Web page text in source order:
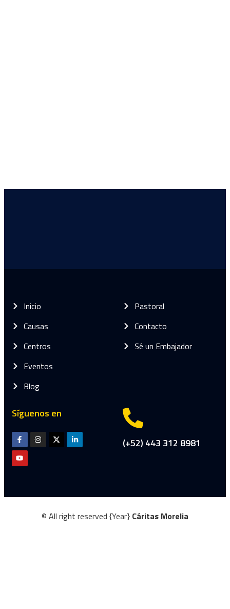
Inicio
Causas
Centros
Eventos
Blog
Pastoral
Contacto
Sé un Embajador
Síguenos en
(+52) 443 312 8981
© All right reserved {Year} Cáritas Morelia